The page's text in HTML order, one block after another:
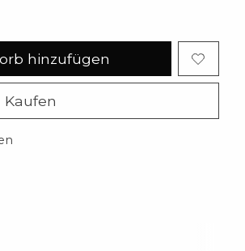
hinzufügen
Kaufen